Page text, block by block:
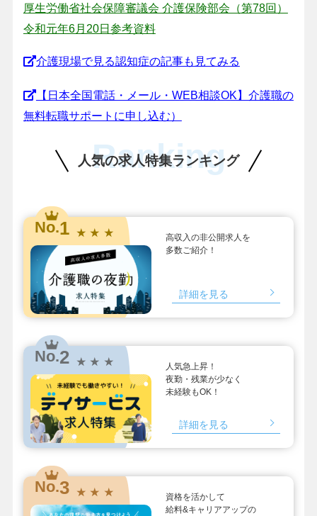
厚生労働省社会保障審議会 介護保険部会（第78回）
令和元年6月20日参考資料
介護現場で見る認知症の記事も見てみる
【日本全国電話・メール・WEB相談OK】介護職の
無料転職サポートに申し込む）
人気の求人特集ランキング
Ranking
No.1 ★ ★ ★
高収入の非公開求人を
多数ご紹介！
詳細を見る
No.2 ★ ★ ★
人気急上昇！
夜勤・残業が少なく
未経験もOK！
詳細を見る
No.3 ★ ★ ★
資格を活かして
給料&キャリアアップの